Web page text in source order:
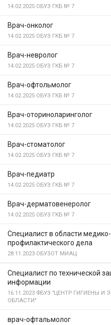
14.02.2025 ОБУЗ ГКБ № 7
Врач-онколог
14.02.2025 ОБУЗ ГКБ № 7
Врач-невролог
14.02.2025 ОБУЗ ГКБ № 7
Врач-офтольмолог
14.02.2025 ОБУЗ ГКБ № 7
Врач-оториноларинголог
14.02.2025 ОБУЗ ГКБ № 7
Врач-стоматолог
14.02.2025 ОБУЗ ГКБ № 7
Врач-педиатр
14.02.2025 ОБУЗ ГКБ № 7
Врач-дерматовенеролог
14.02.2025 ОБУЗ ГКБ № 7
Специалист в области медико-
профилактического дела
28.11.2023 ОБУЗОТ МИАЦ
Специалист по технической
информации
16.11.2023 ФБУЗ "ЦЕНТР ГИГИЕНЫ И
ОБЛАСТИ"
врач-офтальмолог